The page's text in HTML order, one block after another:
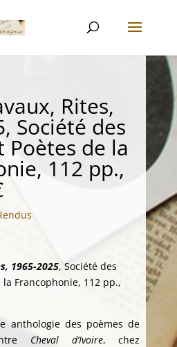
Rites,
Société des
Poètes de la
112 pp.,
1965-2025, Société des
Francophonie, 112 pp.,
anthologie des poèmes de
Cheval d’Ivoire, chez